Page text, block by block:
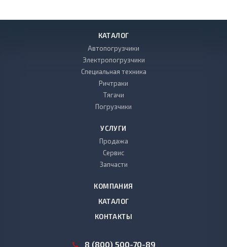
КАТАЛОГ
Автопогрузчики
Электропогрузчики
Специальная техника
Ричтраки
Тягачи
Погрузчики
УСЛУГИ
Продажа
Сервис
Запчасти
КОМПАНИЯ
КАТАЛОГ
КОНТАКТЫ
8 (800) 500-70-89